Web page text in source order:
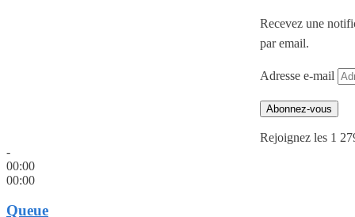
Recevez une
par email.
Adresse e-mail
Abonnez-vous
Rejoignez les 1
-
00:00
00:00
Queue